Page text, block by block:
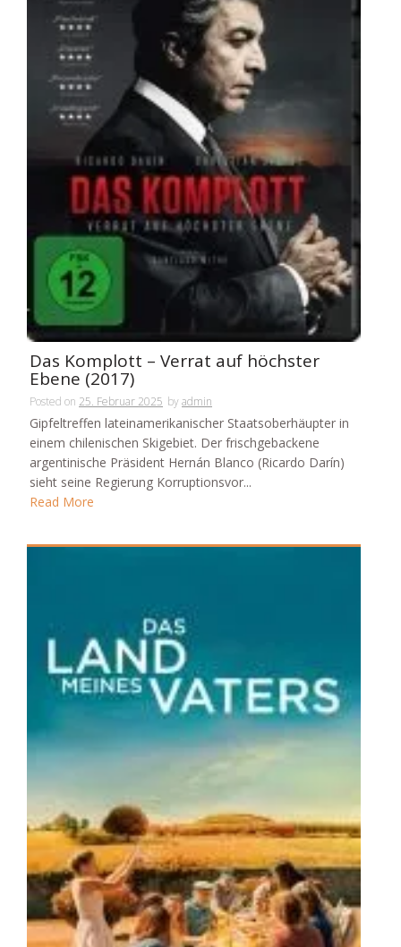
Das Komplott – Verrat auf höchster
Ebene (2017)
Posted on 25. Februar 2025 byadmin
Gipfeltreffen lateinamerikanischer Staatsoberhäupter in
einem chilenischen Skigebiet. Der frischgebackene
argentinische Präsident Hernán Blanco (Ricardo Darín)
sieht seine Regierung Korruptionsvor...
Read More